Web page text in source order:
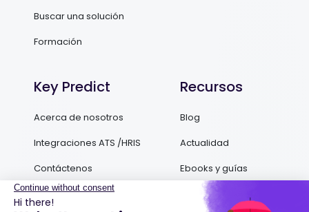
Buscar una solución
Formación
Key Predict
Acerca de nosotros
Integraciones ATS /HRIS
Contáctenos
Recursos
Blog
Actualidad
Ebooks y guías
Podcasts